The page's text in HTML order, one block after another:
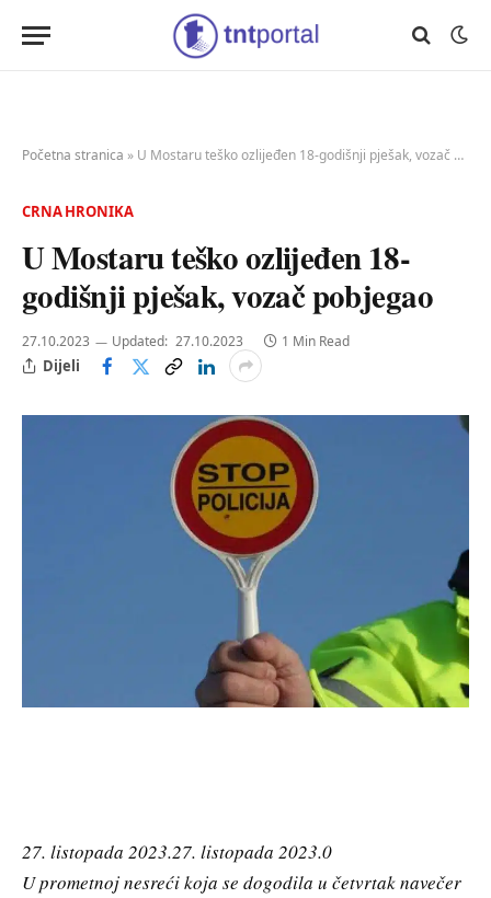
Početna stranica » U Mostaru teško ozlijeđen 18-godišnji pješak, vozač pobjegao
CRNA HRONIKA
U Mostaru teško ozlijeđen 18-
godišnji pješak, vozač pobjegao
27.10.2023 Updated: 27.10.2023 1 Min Read
Dijeli
27. listopada 2023.27. listopada 2023.0
U prometnoj nesreći koja se dogodila u četvrtak navečer